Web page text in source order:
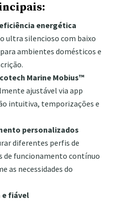
energética
ultra silencioso com baixo
ambientes domésticos e
Marine Mobius™
ajustável via app
intuitiva, temporizações e
personalizados
diferentes perfis de
de funcionamento contínuo
as necessidades do
e fiável